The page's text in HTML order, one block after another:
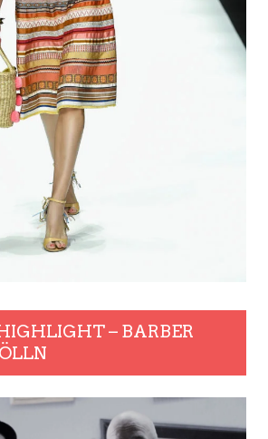
– BARBER